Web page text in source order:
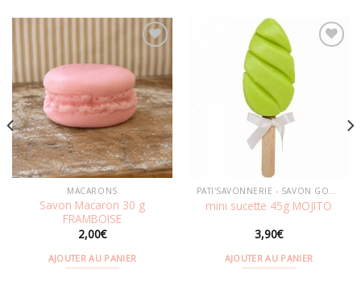
Ajouter
à la
wishlist
MACARONS
Savon Macaron 30 g
FRAMBOISE
2,00€
AJOUTER AU PANIER
PATI'SAVONNERIE - SAVON GOURMAND
mini sucette 45g MOJITO
3,90€
AJOUTER AU PANIER